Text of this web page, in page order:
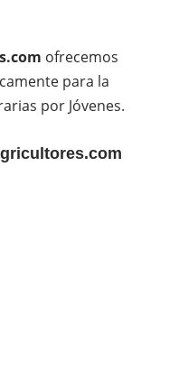
ofrecemos
para la
por Jóvenes.